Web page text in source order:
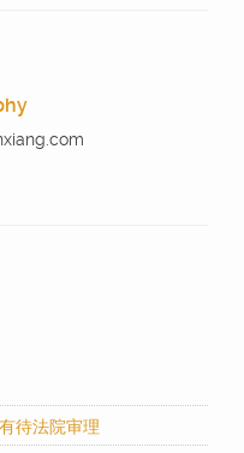
待法院审理